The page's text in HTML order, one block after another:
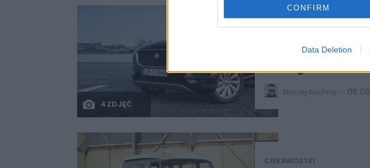
CONFIRM
Data Deletion
4 ZDJĘĆ
PRODUCENCI I RYNEK
umowę
Holding S.A.
Maciej Kuchno
CIEKAWOSTKI